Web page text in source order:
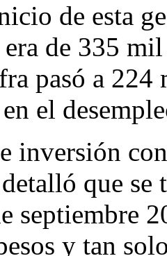
de esta
era de 335
pasó a
el
inversión
que
septiembre
y tan